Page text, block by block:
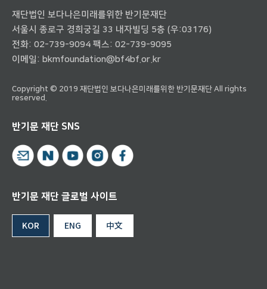
재단법인 보다나은미래를위한 반기문재단
서울시 종로구 경희궁길 33 내자빌딩 5층 (우:03176)
전화: 02-739-9094 팩스: 02-739-9095
이메일: bkmfoundation@bf4bf.or.kr
Copyright © 2019 재단법인 보다나은미래를위한 반기문재단 All rights
reserved.
반기문 재단 SNS
반기문 재단 글로벌 사이트
KOR ENG 中文